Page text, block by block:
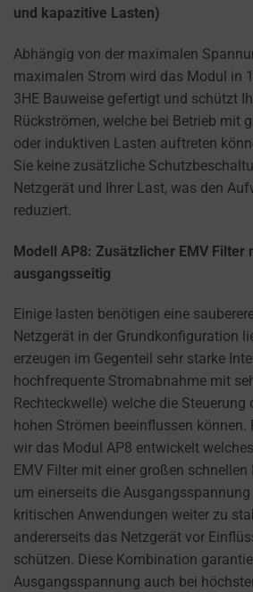
und kapazitive Lasten)
Abhängig von der maximalen
maximalen Strom wird das Modul in
3HE Bauweise gefertigt und schützt
Rückströmen, welche bei Betrieb mit
oder induktiven Lasten auftreten
Sie keine zusätzliche
Netzgerät und Ihrer Last, was den
reduziert.
Modell AP8: Zusätzlicher EMV Filter
ausgangsseitig
Einige lasten benötigen eine
Netzgerät in der Grundkonfiguration
erzeugen im Gegenteil sehr starke
hochfrequente Stromabnahme mit
Rechteckwelle) welche die Steuerung
hohen Strömen beeinflussen können.
wir das Modul AP8 entwickelt
EMV Filter mit einer großen
um einerseits die
kritischen Anwendungen weiter zu
andererseits das Netzgerät vor
schützen. Diese Kombination
Ausgangsspannung auch bei
shared.
also
explains
how
you
can
manage
your
preferences.